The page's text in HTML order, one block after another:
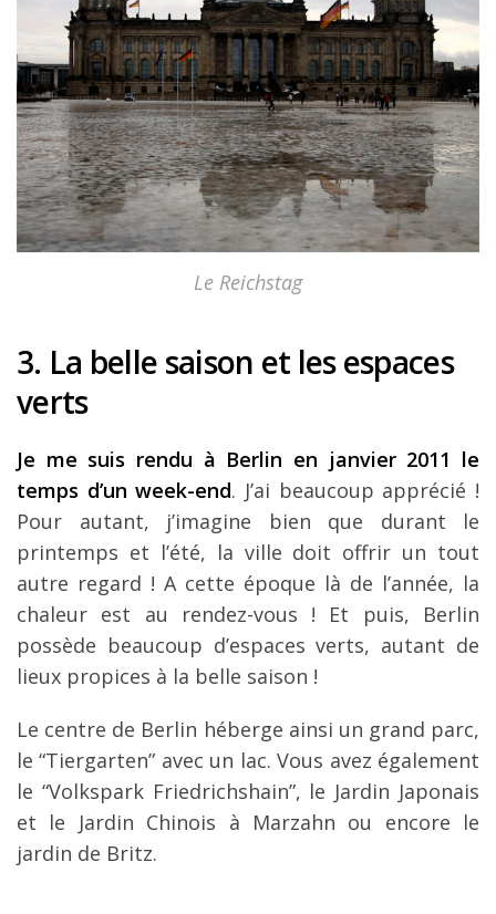
Le Reichstag
3. La belle saison et les espaces
verts
Je me suis rendu à Berlin en janvier 2011 le
temps d’un week-end. J’ai beaucoup apprécié !
Pour autant, j’imagine bien que durant le
printemps et l’été, la ville doit offrir un tout
autre regard ! A cette époque là de l’année, la
chaleur est au rendez-vous ! Et puis, Berlin
possède beaucoup d’espaces verts, autant de
lieux propices à la belle saison !
Le centre de Berlin héberge ainsi un grand parc,
le “Tiergarten” avec un lac. Vous avez également
le “Volkspark Friedrichshain”, le Jardin Japonais
et le Jardin Chinois à Marzahn ou encore le
jardin de Britz.